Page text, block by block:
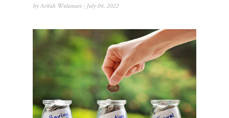
by Arifah Wulansari - July 04, 2022